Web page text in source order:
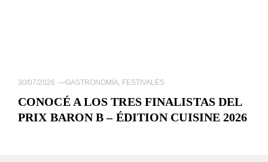
30/07/2026 —GASTRONOMÍA FESTIVALES
CONOCÉ A LOS TRES FINALISTAS DEL
PRIX BARON B – ÉDITION CUISINE 2026